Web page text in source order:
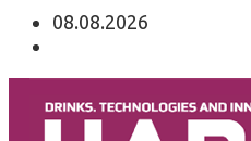
08.08.2026